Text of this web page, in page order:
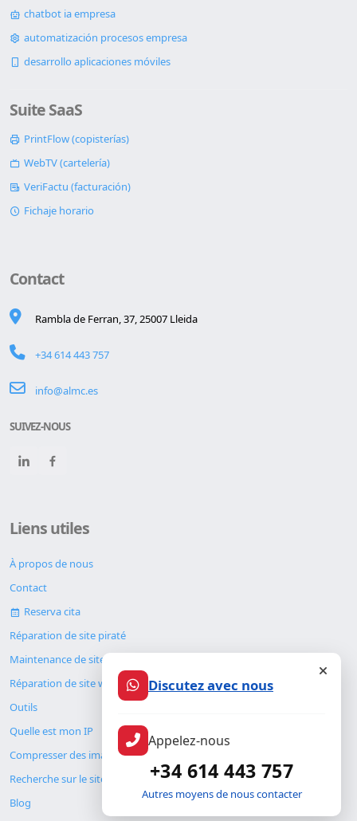
chatbot ia empresa
automatización procesos empresa
desarrollo aplicaciones móviles
Suite SaaS
PrintFlow (copisterías)
WebTV (cartelería)
VeriFactu (facturación)
Fichaje horario
Contact
Rambla de Ferran, 37, 25007 Lleida
+34 614 443 757
info@almc.es
SUIVEZ-NOUS
Liens utiles
À propos de nous
Contact
Reserva cita
Réparation de site piraté
Maintenance de site web
Réparation de site web
Outils
Quelle est mon IP
Compresser des images
Recherche sur le site
Blog
Discutez avec nous
Appelez-nous
+34 614 443 757
Autres moyens de nous contacter